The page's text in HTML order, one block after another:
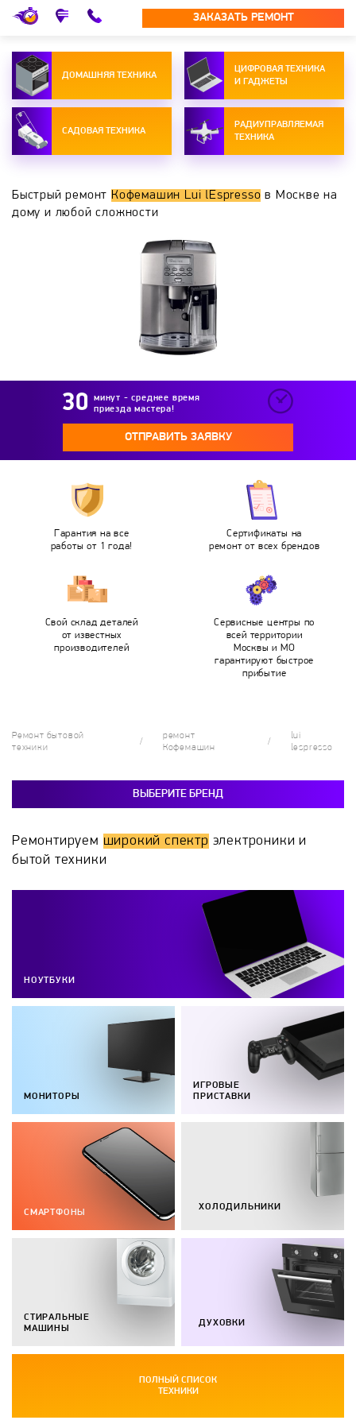
ЗАКАЗАТЬ РЕМОНТ
ДОМАШНЯЯ ТЕХНИКА
ЦИФРОВАЯ ТЕХНИКА
И ГАДЖЕТЫ
САДОВАЯ ТЕХНИКА
РАДИУПРАВЛЯЕМАЯ
ТЕХНИКА
Быстрый ремонт Кофемашин Lui lEspresso в Москве на
дому и любой сложности
минут - среднее время
приезда мастера!
ОТПРАВИТЬ ЗАЯВКУ
Гарантия на все
работы от 1 года!
Сертификаты на
ремонт от всех брендов
Свой склад деталей
от известных
производителей
Сервисные центры по
всей территории
Москвы и МО
гарантируют быстрое
прибытие
Ремонт бытовой
техники
ремонт
Кофемашин
lui
lespresso
ВЫБЕРИТЕ БРЕНД
Ремонтируем широкий спектр электроники и
бытой техники
НОУТБУКИ
МОНИТОРЫ
ИГРОВЫЕ
ПРИСТАВКИ
СМАРТФОНЫ
СТИРАЛЬНЫЕ
МАШИНЫ
ХОЛОДИЛЬНИКИ
ДУХОВКИ
ПОЛНЫЙ СПИСОК
ТЕХНИКИ